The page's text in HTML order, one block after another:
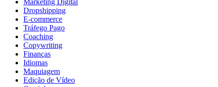
Dropshipping
E-commerce
Tráfego Pago
Coaching
Copywriting
Finanças
Idiomas
Maquiagem
Edição de Vídeo